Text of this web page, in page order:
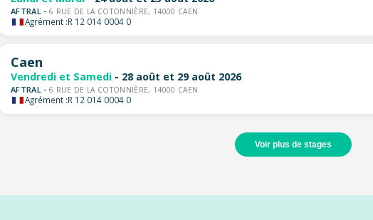
AFTRAL - 6 RUE DE LA COTONNIÈRE, 14000 CAEN
Agrément :R 12 014 0004 0
Caen
Vendredi et Samedi - 28 août et 29 août 2026
AFTRAL - 6 RUE DE LA COTONNIÈRE, 14000 CAEN
Agrément :R 12 014 0004 0
Voir plus de stages